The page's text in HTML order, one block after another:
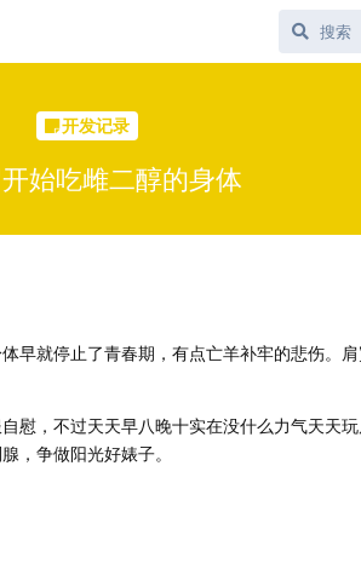
开发记录
始吃雌二醇的身体
早就停止了青春期，有点亡羊补牢的悲伤。
慰，不过天天早八晚十实在没什么力气天天
，争做阳光好婊子。